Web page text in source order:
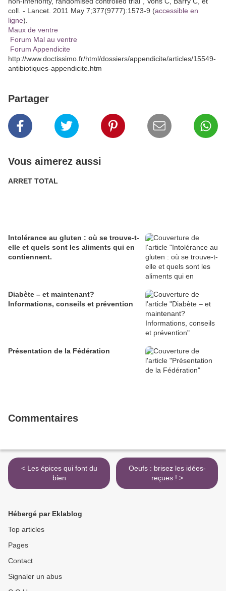
coll. - Lancet. 2011 May 7;377(9777):1573-9 (accessible en
ligne).
Maux de ventre
Forum Mal au ventre
Forum Appendicite
http://www.doctissimo.fr/html/dossiers/appendicite/articles/15549-
antibiotiques-appendicite.htm
Partager
Vous aimerez aussi
ARRET TOTAL
Intolérance au gluten : où se trouve-t-
elle et quels sont les aliments qui en
contiennent.
Diabète – et maintenant?
Informations, conseils et prévention
Présentation de la Fédération
Commentaires
< Les épices qui font du
bien
Oeufs : brisez les idées-
reçues ! >
Hébergé par Eklablog
Top articles
Pages
Contact
Signaler un abus